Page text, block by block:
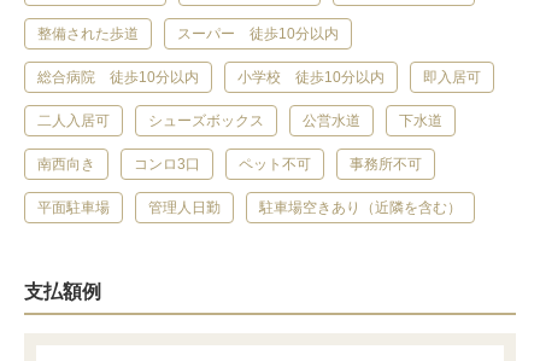
整備された歩道 スーパー 徒歩10分以内
総合病院 徒歩10分以内 小学校 徒歩10分以内 即入居可
二人入居可 シューズボックス 公営水道 下水道
南西向き コンロ3口 ペット不可 事務所不可
平面駐車場 管理人日勤 駐車場空きあり（近隣を含む）
支払額例